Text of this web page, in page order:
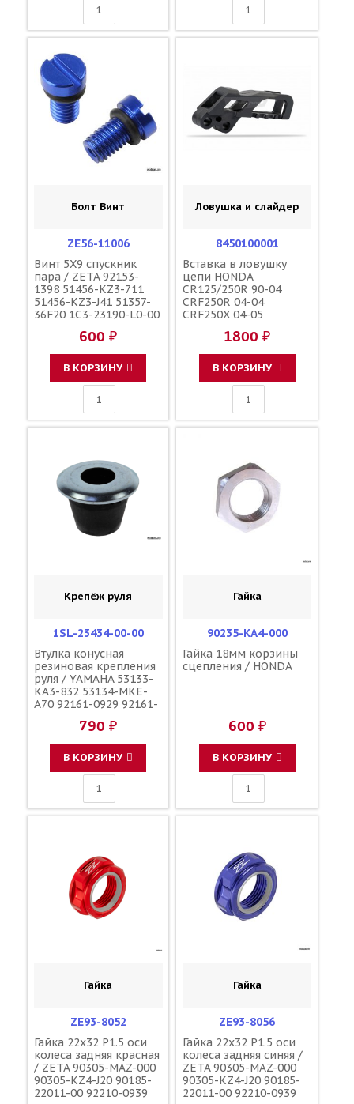
Болт Винт
ZE56-11006
Винт 5X9 спускник
пара / ZETA 92153-
1398 51456-KZ3-711
51456-KZ3-J41 51357-
36F20 1C3-23190-L0-00
110090000601
110090000501
F45300001
600 ₽
В КОРЗИНУ
Ловушка и слайдер
8450100001
Вставка в ловушку
цепи HONDA
CR125/250R 90-04
CRF250R 04-04
CRF250X 04-05
/ POLISPORT HO03660
52146-MEN-000 52146-
KZ4-J40 52146-KZ3-J10
1800 ₽
В КОРЗИНУ
Крепёж руля
1SL-23434-00-00
Втулка конусная
резиновая крепления
руля / YAMAHA 53133-
KA3-832 53134-MKE-
A70 92161-0929 92161-
92161-0113 56241-
10H10 56241-10H11
790 ₽
В КОРЗИНУ
Гайка
90235-KA4-000
Гайка 18мм корзины
сцепления / HONDA
600 ₽
В КОРЗИНУ
Гайка
ZE93-8052
Гайка 22x32 P1.5 оси
колеса задняя красная
/ ZETA 90305-MAZ-000
90305-KZ4-J20 90185-
22011-00 92210-0939
Гайка
ZE93-8056
Гайка 22x32 P1.5 оси
колеса задняя синяя /
ZETA 90305-MAZ-000
90305-KZ4-J20 90185-
22011-00 92210-0939